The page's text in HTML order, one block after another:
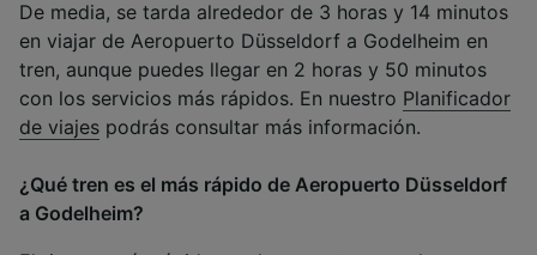
De media, se tarda alrededor de 3 horas y 14 minutos
en viajar de Aeropuerto Düsseldorf a Godelheim en
tren, aunque puedes llegar en 2 horas y 50 minutos
con los servicios más rápidos. En nuestro Planificador
de viajes podrás consultar más información.
¿Qué tren es el más rápido de Aeropuerto Düsseldorf
a Godelheim?